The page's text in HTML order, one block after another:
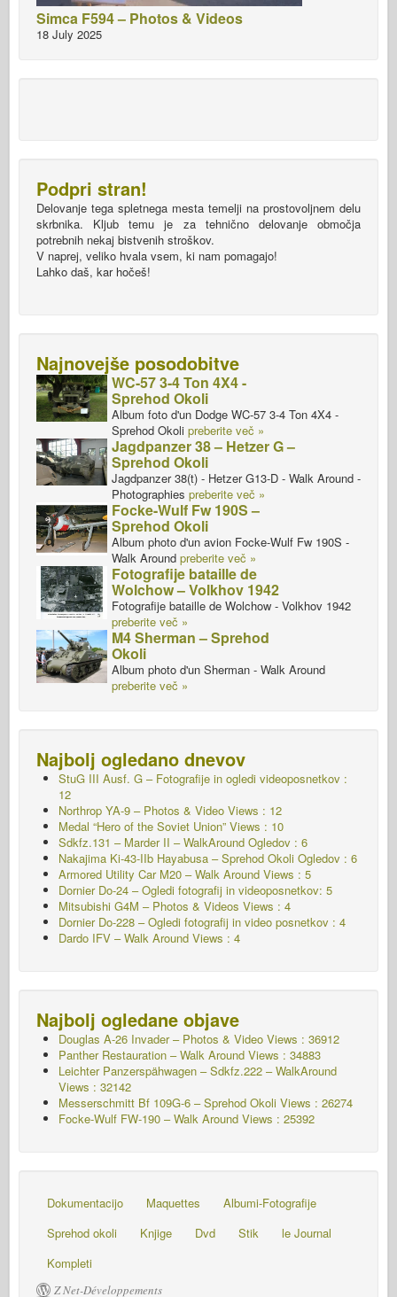
Simca F594 – Photos & Videos
18 July 2025
Podpri stran!
Delovanje tega spletnega mesta temelji na prostovoljnem delu
skrbnika. Kljub temu je za tehnično delovanje območja
potrebnih nekaj bistvenih stroškov.
V naprej, veliko hvala vsem, ki nam pomagajo!
Lahko daš, kar hočeš!
Najnovejše posodobitve
WC-57 3-4 Ton 4X4 -
Sprehod Okoli
Album foto d'un Dodge WC-57 3-4 Ton 4X4 -
Sprehod Okoli preberite več »
Jagdpanzer 38 – Hetzer G –
Sprehod Okoli
Jagdpanzer 38(t) - Hetzer G13-D - Walk Around -
Photographies preberite več »
Focke-Wulf Fw 190S –
Sprehod Okoli
Album photo d'un avion Focke-Wulf Fw 190S -
Walk Around preberite več »
Fotografije bataille de
Wolchow – Volkhov 1942
Fotografije bataille de Wolchow - Volkhov 1942
preberite več »
M4 Sherman – Sprehod
Okoli
Album photo d'un Sherman - Walk Around
preberite več »
Najbolj ogledano dnevov
StuG III Ausf. G – Fotografije in ogledi videoposnetkov :
12
Northrop YA-9 – Photos & Video Views : 12
Medal “Hero of the Soviet Union” Views : 10
Sdkfz.131 – Marder II – WalkAround Ogledov : 6
Nakajima Ki-43-IIb Hayabusa – Sprehod Okoli Ogledov : 6
Armored Utility Car M20 – Walk Around Views : 5
Dornier Do-24 – Ogledi fotografij in videoposnetkov: 5
Mitsubishi G4M – Photos & Videos Views : 4
Dornier Do-228 – Ogledi fotografij in video posnetkov : 4
Dardo IFV – Walk Around Views : 4
Najbolj ogledane objave
Douglas A-26 Invader – Photos & Video Views : 36912
Panther Restauration – Walk Around Views : 34883
Leichter Panzerspähwagen – Sdkfz.222 – WalkAround
Views : 32142
Messerschmitt Bf 109G-6 – Sprehod Okoli Views : 26274
Focke-Wulf FW-190 – Walk Around Views : 25392
Dokumentacijo Maquettes
Albumi-Fotografije
Sprehod okoli
Knjige Dvd Stik
le Journal
Kompleti
Z Net-Développements